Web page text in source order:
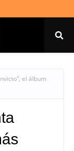
el álbum